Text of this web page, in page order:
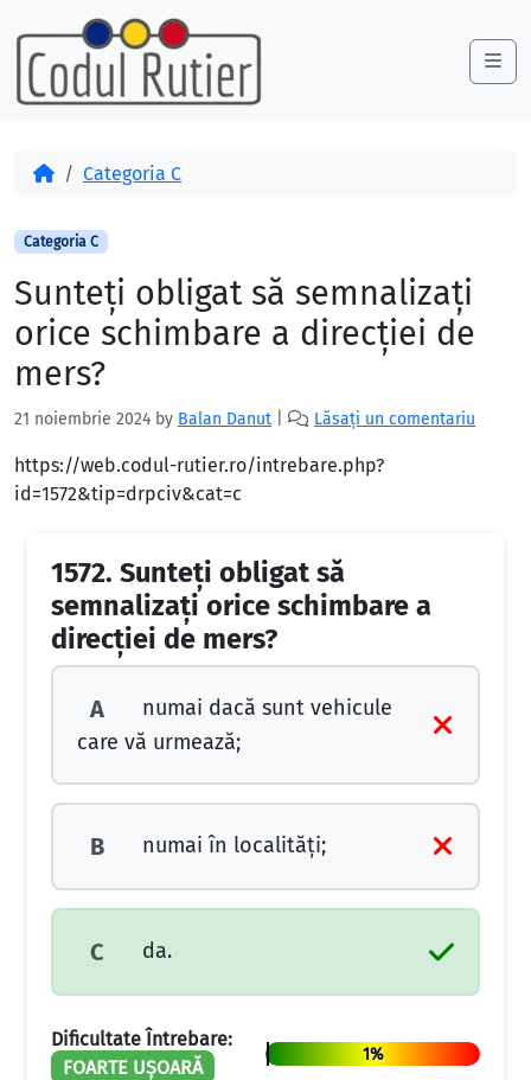
Skip to content
Skip to footer
AcasăCategoria C
Categoria C
Sunteţi obligat să semnalizaţi
orice schimbare a direcţiei de
mers?
21 noiembrie 2024 by Balan Danut Lăsați un comentariu
https://web.codul-rutier.ro/intrebare.php?
id=1572&tip=drpciv&cat=c
1572. Sunteţi obligat să
semnalizaţi orice schimbare a
direcţiei de mers?
A
numai dacă sunt vehicule
care vă urmează;
B numai în localităţi;
C da.
Dificultate Întrebare:
FOARTE UȘOARĂ
1%